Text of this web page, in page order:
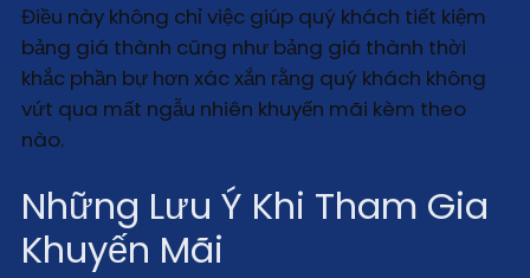
Điều này không chỉ việc giúp quý khách tiết kiệm
bảng giá thành cũng như bảng giá thành thời
khắc phần bự hơn xác xắn rằng quý khách không
vứt qua mất ngẫu nhiên khuyến mãi kèm theo
nào.
Những Lưu Ý Khi Tham Gia
Khuyến Mãi